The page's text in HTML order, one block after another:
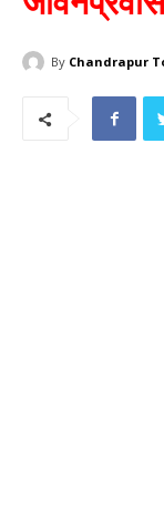
By Chandrapur